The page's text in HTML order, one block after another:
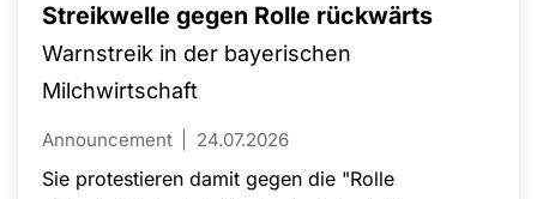
Streikwelle gegen Rolle rückwärts
Warnstreik in der bayerischen
Milchwirtschaft
Announcement 24.07.2026
Sie protestieren damit gegen die "Rolle